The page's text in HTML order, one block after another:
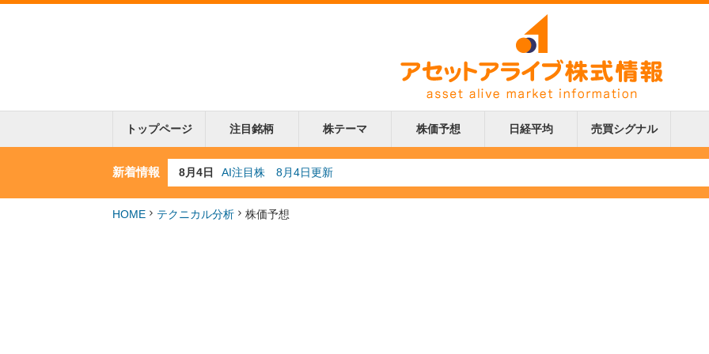
トップページ 注目銘柄 株テーマ 株価予想 日経平均 売買シグナル
新着情報 8月3日
人気業種注目株 8月3日更新
8月2日
金融注目株 8月2日更新
7月10日
半導体注目株 7月10日更新
HOME テクニカル分析 株価予想